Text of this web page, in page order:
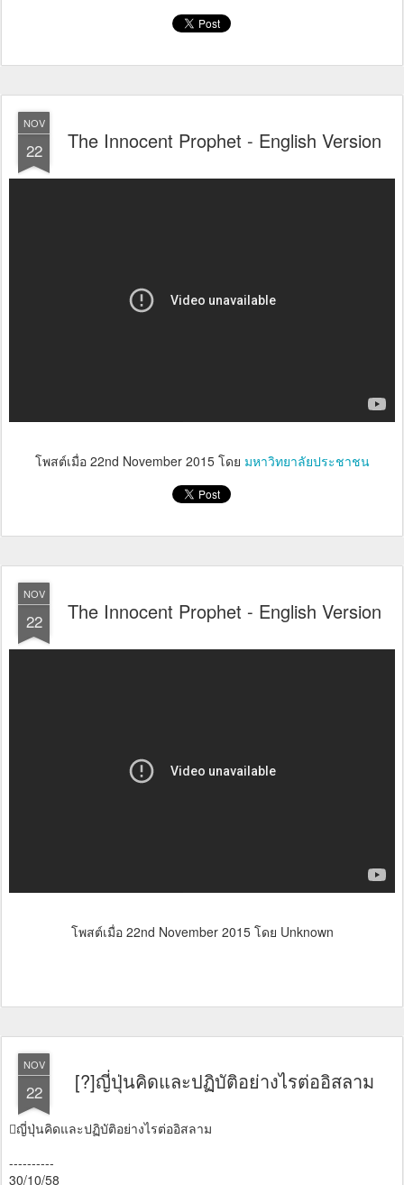
NOV
22 The Innocent Prophet - English Version
โพสต์เมื่อ 22nd November 2015โดย มหาวิทยาลัยประชาชน
NOV
22 The Innocent Prophet - English Version
โพสต์เมื่อ 22nd November 2015โดย Unknown
NOV
22 [?]ญี่ปุ่นคิดและปฏิบัติอย่างไรต่ออิสลาม
󾓥ญี่ปุ่นคิดและปฏิบัติอย่างไรต่ออิสลาม
----------
30/10/58